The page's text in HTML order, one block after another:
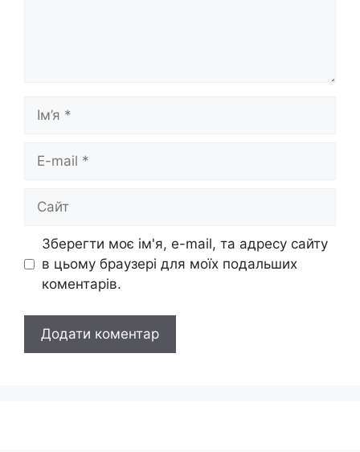
Ім’я
Сайт
Зберегти моє ім'я, e-mail, та адресу сайту
в цьому браузері для моїх подальших
коментарів.